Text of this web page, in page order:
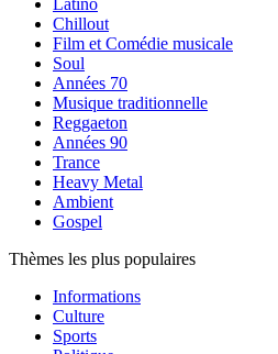
Latino
Chillout
Film et Comédie musicale
Soul
Années 70
Musique traditionnelle
Reggaeton
Années 90
Trance
Heavy Metal
Ambient
Gospel
Thèmes les plus populaires
Informations
Culture
Sports